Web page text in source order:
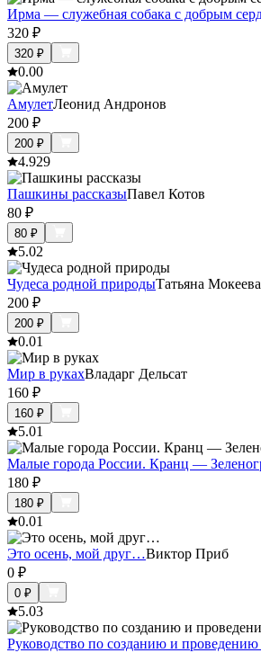
Ирма — служебная собака с добрым
320 ₽
320 ₽
0.00
АмулетЛеонид Андронов
200 ₽
200 ₽
4.929
Пашкины рассказыПавел Котов
80 ₽
80 ₽
5.02
Чудеса родной природыТатьяна Мокеева
200 ₽
200 ₽
0.01
Мир в рукахВладарг Дельсат
160 ₽
160 ₽
5.01
Малые города России. Кранц —
180 ₽
180 ₽
0.01
Это осень, мой друг…Виктор Приб
0 ₽
0 ₽
5.03
Руководство по созданию и